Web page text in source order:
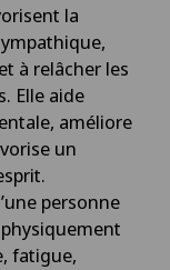
la
à relâcher les
Elle aide
améliore
un
personne
fatigue,